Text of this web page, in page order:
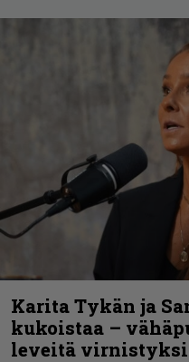
Karita Tykän ja
kukoistaa –
leveitä